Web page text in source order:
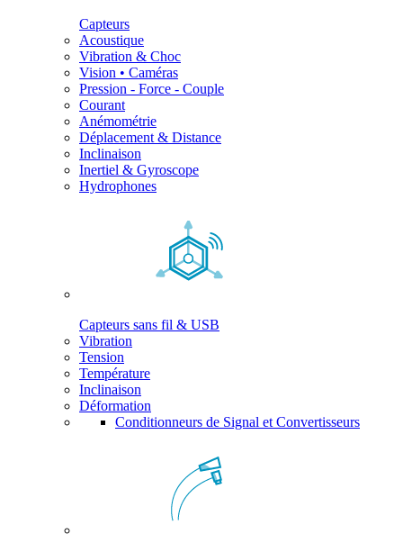
Capteurs
Acoustique
Vibration & Choc
Vision • Caméras
Pression - Force - Couple
Courant
Anémométrie
Déplacement & Distance
Inclinaison
Inertiel & Gyroscope
Hydrophones
Capteurs sans fil & USB
Vibration
Tension
Température
Inclinaison
Déformation
Conditionneurs de Signal et Convertisseurs